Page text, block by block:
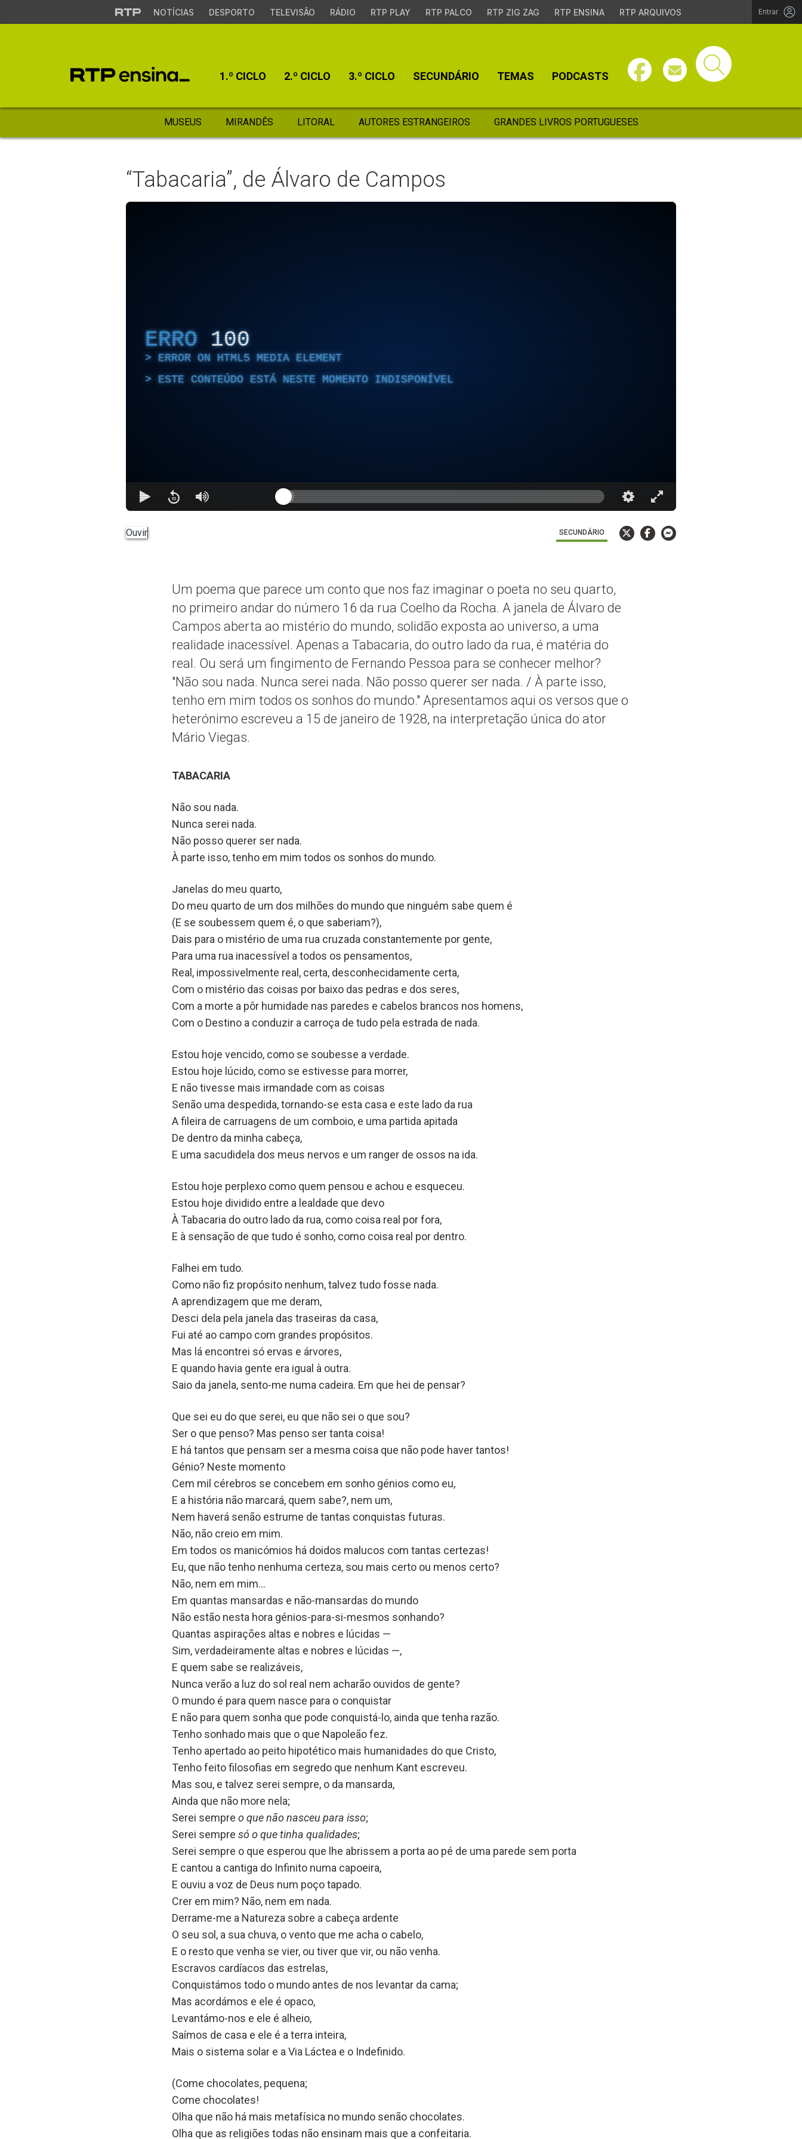
NOTÍCIAS DESPORTO TELEVISÃO RÁDIO RTP PLAY RTP PALCO RTP ZIG ZAG RTP ENSINA RTP ARQUIVOS Entrar
1.º CICLO 2.º CICLO 3.º CICLO SECUNDÁRIO TEMAS PODCASTS
MUSEUS MIRANDÊS LITORAL AUTORES ESTRANGEIROS GRANDES LIVROS PORTUGUESES
“Tabacaria”, de Álvaro de Campos
ERRO 100
ERROR ON HTML5 MEDIA ELEMENT
ESTE CONTEÚDO ESTÁ NESTE MOMENTO INDISPONÍVEL
Ouvir SECUNDÁRIO
Um poema que parece um conto que nos faz imaginar o poeta no seu quarto,
no primeiro andar do número 16 da rua Coelho da Rocha. A janela de Álvaro de
Campos aberta ao mistério do mundo, solidão exposta ao universo, a uma
realidade inacessível. Apenas a Tabacaria, do outro lado da rua, é matéria do
real. Ou será um fingimento de Fernando Pessoa para se conhecer melhor?
"Não sou nada. Nunca serei nada. Não posso querer ser nada. / À parte isso,
tenho em mim todos os sonhos do mundo." Apresentamos aqui os versos que o
heterónimo escreveu a 15 de janeiro de 1928, na interpretação única do ator
Mário Viegas.
TABACARIA
Não sou nada.
Nunca serei nada.
Não posso querer ser nada.
À parte isso, tenho em mim todos os sonhos do mundo.
Janelas do meu quarto,
Do meu quarto de um dos milhões do mundo que ninguém sabe quem é
(E se soubessem quem é, o que saberiam?),
Dais para o mistério de uma rua cruzada constantemente por gente,
Para uma rua inacessível a todos os pensamentos,
Real, impossivelmente real, certa, desconhecidamente certa,
Com o mistério das coisas por baixo das pedras e dos seres,
Com a morte a pôr humidade nas paredes e cabelos brancos nos homens,
Com o Destino a conduzir a carroça de tudo pela estrada de nada.
Estou hoje vencido, como se soubesse a verdade.
Estou hoje lúcido, como se estivesse para morrer,
E não tivesse mais irmandade com as coisas
Senão uma despedida, tornando-se esta casa e este lado da rua
A fileira de carruagens de um comboio, e uma partida apitada
De dentro da minha cabeça,
E uma sacudidela dos meus nervos e um ranger de ossos na ida.
Estou hoje perplexo como quem pensou e achou e esqueceu.
Estou hoje dividido entre a lealdade que devo
À Tabacaria do outro lado da rua, como coisa real por fora,
E à sensação de que tudo é sonho, como coisa real por dentro.
Falhei em tudo.
Como não fiz propósito nenhum, talvez tudo fosse nada.
A aprendizagem que me deram,
Desci dela pela janela das traseiras da casa,
Fui até ao campo com grandes propósitos.
Mas lá encontrei só ervas e árvores,
E quando havia gente era igual à outra.
Saio da janela, sento-me numa cadeira. Em que hei de pensar?
Que sei eu do que serei, eu que não sei o que sou?
Ser o que penso? Mas penso ser tanta coisa!
E há tantos que pensam ser a mesma coisa que não pode haver tantos!
Génio? Neste momento
Cem mil cérebros se concebem em sonho génios como eu,
E a história não marcará, quem sabe?, nem um,
Nem haverá senão estrume de tantas conquistas futuras.
Não, não creio em mim.
Em todos os manicómios há doidos malucos com tantas certezas!
Eu, que não tenho nenhuma certeza, sou mais certo ou menos certo?
Não, nem em mim…
Em quantas mansardas e não-mansardas do mundo
Não estão nesta hora génios-para-si-mesmos sonhando?
Quantas aspirações altas e nobres e lúcidas —
Sim, verdadeiramente altas e nobres e lúcidas —,
E quem sabe se realizáveis,
Nunca verão a luz do sol real nem acharão ouvidos de gente?
O mundo é para quem nasce para o conquistar
E não para quem sonha que pode conquistá-lo, ainda que tenha razão.
Tenho sonhado mais que o que Napoleão fez.
Tenho apertado ao peito hipotético mais humanidades do que Cristo,
Tenho feito filosofias em segredo que nenhum Kant escreveu.
Mas sou, e talvez serei sempre, o da mansarda,
Ainda que não more nela;
Serei sempre o que não nasceu para isso;
Serei sempre só o que tinha qualidades;
Serei sempre o que esperou que lhe abrissem a porta ao pé de uma parede sem porta
E cantou a cantiga do Infinito numa capoeira,
E ouviu a voz de Deus num poço tapado.
Crer em mim? Não, nem em nada.
Derrame-me a Natureza sobre a cabeça ardente
O seu sol, a sua chuva, o vento que me acha o cabelo,
E o resto que venha se vier, ou tiver que vir, ou não venha.
Escravos cardíacos das estrelas,
Conquistámos todo o mundo antes de nos levantar da cama;
Mas acordámos e ele é opaco,
Levantámo-nos e ele é alheio,
Saímos de casa e ele é a terra inteira,
Mais o sistema solar e a Via Láctea e o Indefinido.
(Come chocolates, pequena;
Come chocolates!
Olha que não há mais metafísica no mundo senão chocolates.
Olha que as religiões todas não ensinam mais que a confeitaria.